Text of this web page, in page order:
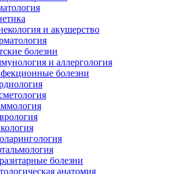
и акушерство
болезни
и аллергология
болезни
болезни
анатомия